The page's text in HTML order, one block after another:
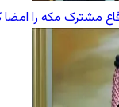
مشترک مکه را امضا